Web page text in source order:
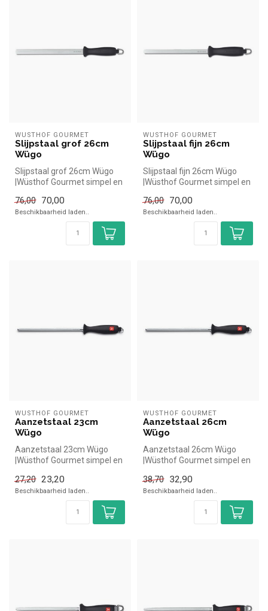
WÜSTHOF GOURMET
Slijpstaal grof 26cm
Wügo
Slijpstaal grof 26cm Wügo
|Wüsthof Gourmet simpel en
76,00
70,00
Beschikbaarheid laden..
WÜSTHOF GOURMET
Slijpstaal fijn 26cm
Wügo
Slijpstaal fijn 26cm Wügo
|Wüsthof Gourmet simpel en
76,00
70,00
Beschikbaarheid laden..
WÜSTHOF GOURMET
Aanzetstaal 23cm
Wügo
Aanzetstaal 23cm Wügo
|Wüsthof Gourmet simpel en
O...
27,20 23,20
Beschikbaarheid laden..
WÜSTHOF GOURMET
Aanzetstaal 26cm
Wügo
Aanzetstaal 26cm Wügo
|Wüsthof Gourmet simpel en
O...
38,70 32,90
Beschikbaarheid laden..